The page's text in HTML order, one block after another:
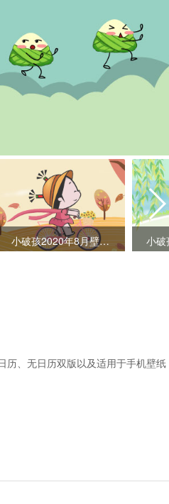
小破孩2020年8月壁纸-追秋
历、无日历双版以及适用于手机壁纸